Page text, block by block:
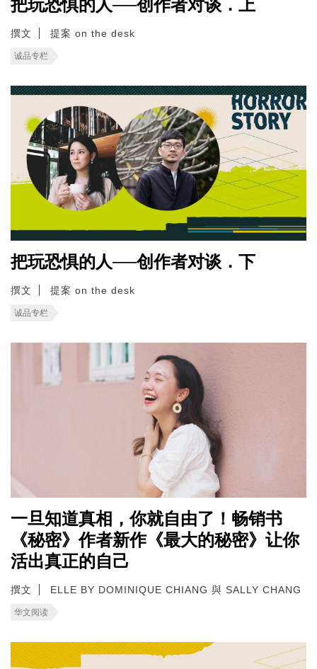
把玩恐惧的人──创作者对谈．上
撰文 提案 on the desk
诚品专栏
把玩恐惧的人──创作者对谈．下
撰文 提案 on the desk
诚品专栏
一旦知道真相，你就自由了！畅销书
《秘密》作者新作《最大的秘密》让你
活出真正的自己
撰文 ELLE BY DOMINIQUE CHIANG 與 SALLY CHANG
华文阅读